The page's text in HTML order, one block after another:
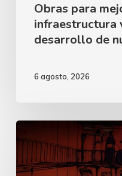
nuestra
ciudad
Obras para
infraestructura
desarrollo de
6 agosto, 2026
Teatro
Escayola